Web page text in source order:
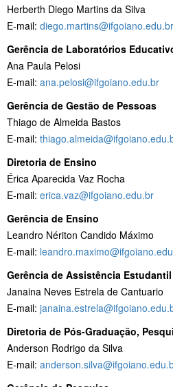
Herberth Diego Martins da Silva
E-mail: diego.martins@ifgoiano.edu.br
Gerência de Laboratórios
Ana Paula Pelosi
E-mail: ana.pelosi@ifgoiano.edu.br
Gerência de Gestão de Pessoas
Thiago de Almeida Bastos
E-mail:
Diretoria de Ensino
Érica Aparecida Vaz Rocha
E-mail: erica.vaz@ifgoiano.edu.br
Gerência de Ensino
Leandro Nériton Candido Máximo
E-mail:
Gerência de Assistência Estudantil
Janaina Neves Estrela de Cantuario
E-mail:
Diretoria de Pós-Graduação,
Anderson Rodrigo da Silva
E-mail: